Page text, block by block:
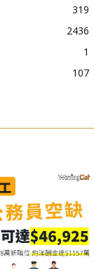
319
2436
1
107